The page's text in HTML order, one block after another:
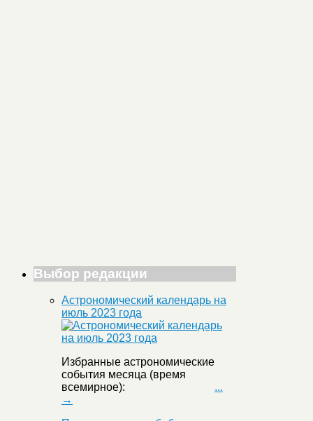
Выбор редакции
Астрономический календарь на
июль 2023 года
Избранные астрономические
события месяца (время
всемирное): ...
→